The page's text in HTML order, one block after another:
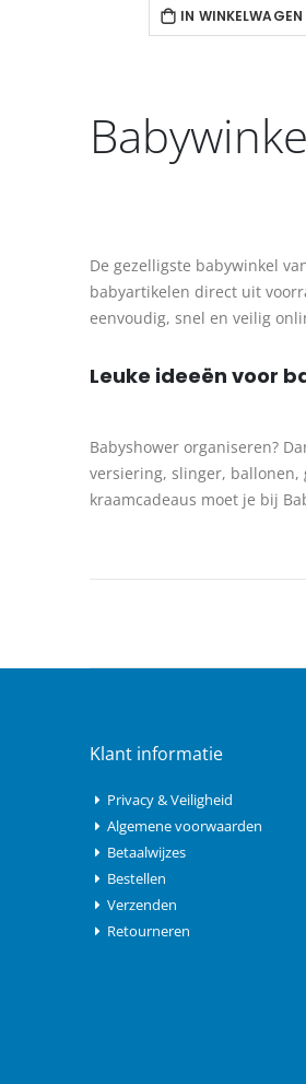
IN WINKELWAGEN
De gezelligste babywinkel
babyartikelen direct uit
eenvoudig, snel en veilig
Leuke ideeën voor
Babyshower organiseren?
versiering, slinger, ballonen,
kraamcadeaus moet je bij
Klant informatie
Privacy & Veiligheid
Algemene voorwaarden
Betaalwijzes
Bestellen
Verzenden
Retourneren